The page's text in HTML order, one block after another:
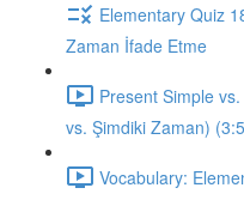
Elementary Quiz
Zaman İfade Etme
Present Simple
vs. Şimdiki Zaman)
Vocabulary: